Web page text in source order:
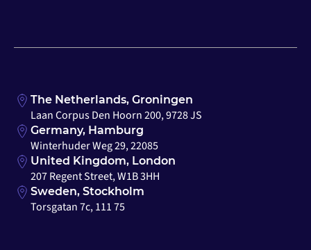
The Netherlands, Groningen
Laan Corpus Den Hoorn 200, 9728 JS
Germany, Hamburg
Winterhuder Weg 29, 22085
United Kingdom, London
207 Regent Street, W1B 3HH
Sweden, Stockholm
Torsgatan 7c, 111 75